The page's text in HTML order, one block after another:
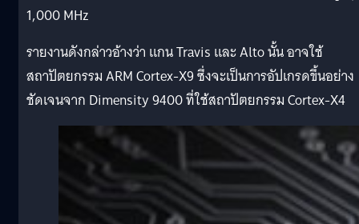
1,000 MHz
รายงานดังกล่าวอ้างว่า แกน Travis และ Alto นั้น อาจใช้
สถาปัตยกรรม ARM Cortex-X9 ซึ่งจะเป็นการอัปเกรดขึ้นอย่าง
ชัดเจนจาก Dimensity 9400 ที่ใช้สถาปัตยกรรม Cortex-X4